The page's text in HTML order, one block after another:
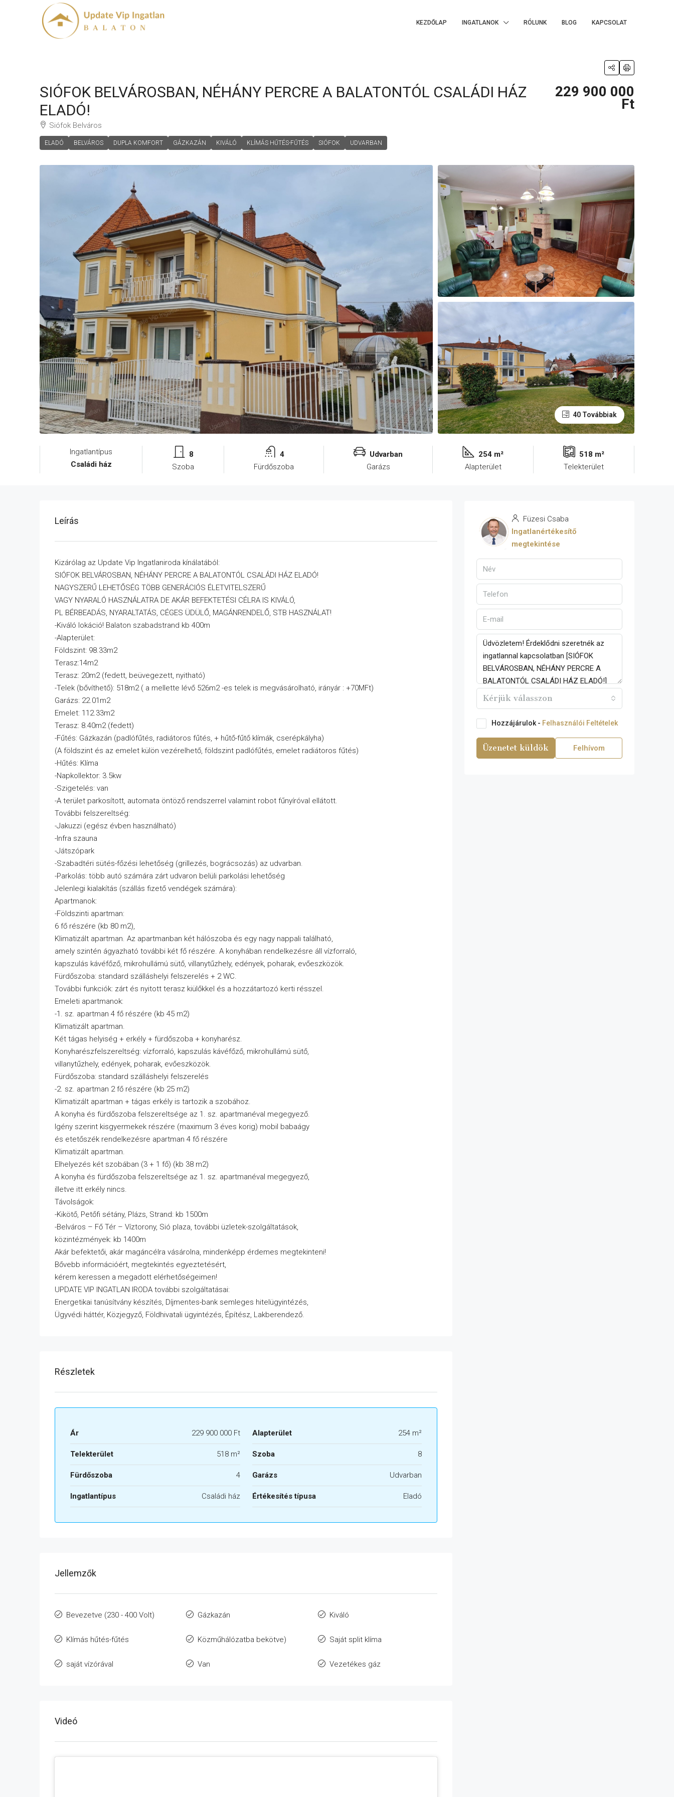
KEZDŐLAP INGATLANOK RÓLUNK BLOG KAPCSOLAT
SIÓFOK BELVÁROSBAN, NÉHÁNY PERCRE A BALATONTÓL CSALÁDI HÁZ
ELADÓ!
Siófok Belváros
ELADÓ BELVÁROS DUPLA KOMFORT GÁZKAZÁN KIVÁLÓ KLÍMÁS HŰTÉS-FŰTÉS SIÓFOK UDVARBAN
229 900 000
Ft
40 Továbbiak
Ingatlantípus
Családi ház
8
Szoba
4
Fürdőszoba
Udvarban
Garázs
254 m²
Alapterület
518 m²
Telekterület
Leírás
Kizárólag az Update Vip Ingatlaniroda kínálatából:
SIÓFOK BELVÁROSBAN, NÉHÁNY PERCRE A BALATONTÓL CSALÁDI HÁZ ELADÓ!
NAGYSZERŰ LEHETŐSÉG TÖBB GENERÁCIÓS ÉLETVITELSZERŰ
VAGY NYARALÓ HASZNÁLATRA DE AKÁR BEFEKTETÉSI CÉLRA IS KIVÁLÓ,
PL BÉRBEADÁS, NYARALTATÁS, CÉGES ÜDÜLŐ, MAGÁNRENDELŐ, STB HASZNÁLAT!
-Kiváló lokáció! Balaton szabadstrand kb 400m
-Alapterület:
Földszint: 98.33m2
Terasz:14m2
Terasz: 20m2 (fedett, beüvegezett, nyitható)
-Telek (bővíthető): 518m2 ( a mellette lévő 526m2 -es telek is megvásárolható, irányár : +70MFt)
Garázs: 22.01m2
Emelet: 112.33m2
Terasz: 8.40m2 (fedett)
-Fűtés: Gázkazán (padlófűtés, radiátoros fűtés, + hűtő-fűtő klímák, cserépkályha)
(A földszint és az emelet külön vezérelhető, földszint padlófűtés, emelet radiátoros fűtés)
-Hűtés: Klíma
-Napkollektor: 3.5kw
-Szigetelés: van
-A terület parkosított, automata öntöző rendszerrel valamint robot fűnyíróval ellátott.
További felszereltség:
-Jakuzzi (egész évben használható)
-Infra szauna
-Játszópark
-Szabadtéri sütés-főzési lehetőség (grillezés, bográcsozás) az udvarban.
-Parkolás: több autó számára zárt udvaron belüli parkolási lehetőség
Jelenlegi kialakítás (szállás fizető vendégek számára):
Apartmanok:
-Földszinti apartman:
6 fő részére (kb 80 m2),
Klimatizált apartman. Az apartmanban két hálószoba és egy nagy nappali található,
amely szintén ágyazható további két fő részére. A konyhában rendelkezésre áll vízforraló,
kapszulás kávéfőző, mikrohullámú sütő, villanytűzhely, edények, poharak, evőeszközök.
Fürdőszoba: standard szálláshelyi felszerelés + 2 WC.
További funkciók: zárt és nyitott terasz kiülőkkel és a hozzátartozó kerti résszel.
Emeleti apartmanok:
-1. sz. apartman 4 fő részére (kb 45 m2)
Klimatizált apartman.
Két tágas helyiség + erkély + fürdőszoba + konyharész.
Konyharészfelszereltség: vízforraló, kapszulás kávéfőző, mikrohullámú sütő,
villanytűzhely, edények, poharak, evőeszközök.
Fürdőszoba: standard szálláshelyi felszerelés
-2. sz. apartman 2 fő részére (kb 25 m2)
Klimatizált apartman + tágas erkély is tartozik a szobához.
A konyha és fürdőszoba felszereltsége az 1. sz. apartmanéval megegyező.
Igény szerint kisgyermekek részére (maximum 3 éves korig) mobil babaágy
és etetőszék rendelkezésre apartman 4 fő részére
Klimatizált apartman.
Elhelyezés két szobában (3 + 1 fő) (kb 38 m2)
A konyha és fürdőszoba felszereltsége az 1. sz. apartmanéval megegyező,
illetve itt erkély nincs.
Távolságok:
-Kikötő, Petőfi sétány, Plázs, Strand: kb 1500m
-Belváros – Fő Tér – Víztorony, Sió plaza, további üzletek-szolgáltatások,
közintézmények: kb 1400m
Akár befektetői, akár magáncélra vásárolna, mindenképp érdemes megtekinteni!
Bővebb információért, megtekintés egyeztetésért,
kérem keressen a megadott elérhetőségeimen!
UPDATE VIP INGATLAN IRODA további szolgáltatásai:
Energetikai tanúsítvány készítés, Díjmentes-bank semleges hitelügyintézés,
Ügyvédi háttér, Közjegyző, Földhivatali ügyintézés, Építész, Lakberendező.
Részletek
Ár 229 900 000 Ft Alapterület 254 m²
Telekterület 518 m² Szoba 8
Fürdőszoba 4 Garázs Udvarban
Ingatlantípus Családi ház Értékesítés típusa Eladó
Jellemzők
Bevezetve (230 - 400 Volt) Gázkazán Kiváló
Klímás hűtés-fűtés Közműhálózatba bekötve) Saját split klíma
saját vízórával Van Vezetékes gáz
Videó
Füzesi Csaba
Ingatlanértékesítő
megtekintése
Kérjük válasszon
Hozzájárulok - Felhasználói Feltételek
Üzenetet küldök Felhívom